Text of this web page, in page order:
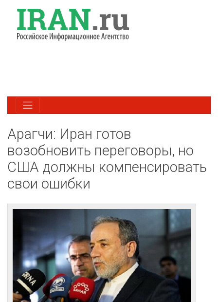
Арагчи: Иран готов
возобновить переговоры, но
США должны компенсировать
свои ошибки